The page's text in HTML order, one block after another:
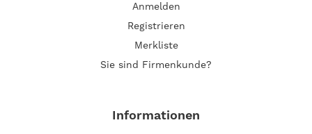
Anmelden
Registrieren
Merkliste
Sie sind Firmenkunde?
Informationen